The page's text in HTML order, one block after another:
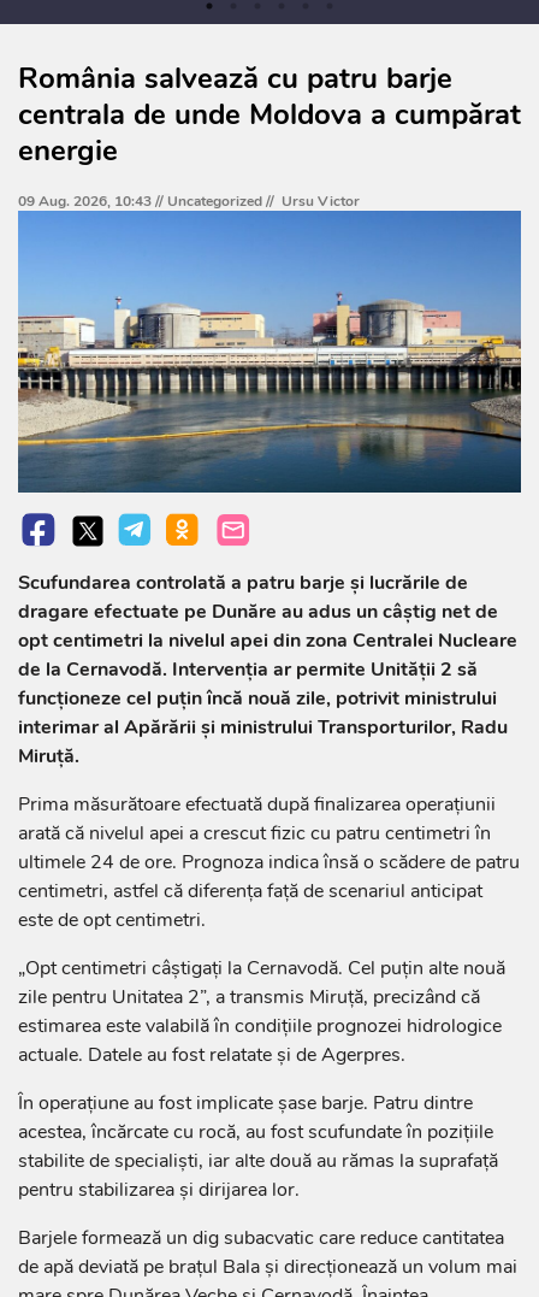
România salvează cu patru barje
centrala de unde Moldova a cumpărat
energie
09 Aug. 2026, 10:43 // Uncategorized// Ursu Victor
Scufundarea controlată a patru barje și lucrările de
dragare efectuate pe Dunăre au adus un câștig net de
opt centimetri la nivelul apei din zona Centralei Nucleare
de la Cernavodă. Intervenția ar permite Unității 2 să
funcționeze cel puțin încă nouă zile, potrivit ministrului
interimar al Apărării și ministrului Transporturilor, Radu
Miruță.
Prima măsurătoare efectuată după finalizarea operațiunii
arată că nivelul apei a crescut fizic cu patru centimetri în
ultimele 24 de ore. Prognoza indica însă o scădere de patru
centimetri, astfel că diferența față de scenariul anticipat
este de opt centimetri.
„Opt centimetri câștigați la Cernavodă. Cel puțin alte nouă
zile pentru Unitatea 2”, a transmis Miruță, precizând că
estimarea este valabilă în condițiile prognozei hidrologice
actuale. Datele au fost relatate și de Agerpres.
În operațiune au fost implicate șase barje. Patru dintre
acestea, încărcate cu rocă, au fost scufundate în pozițiile
stabilite de specialiști, iar alte două au rămas la suprafață
pentru stabilizarea și dirijarea lor.
Barjele formează un dig subacvatic care reduce cantitatea
de apă deviată pe brațul Bala și direcționează un volum mai